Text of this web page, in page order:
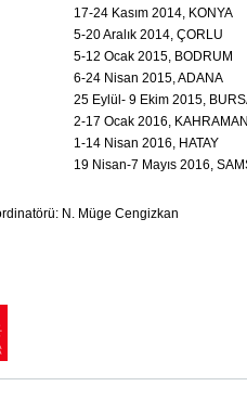
17-24 Kasım 2014, KONYA
5-20 Aralık 2014, ÇORLU
5-12 Ocak 2015, BODRUM
6-24 Nisan 2015, ADANA
25 Eylül- 9 Ekim 2015,
2-17 Ocak 2016,
1-14 Nisan 2016, HATAY
19 Nisan-7 Mayıs 2016,
N. Müge Cengizkan